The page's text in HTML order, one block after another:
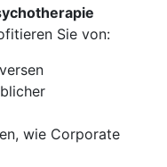
Sie von:
wie Corporate